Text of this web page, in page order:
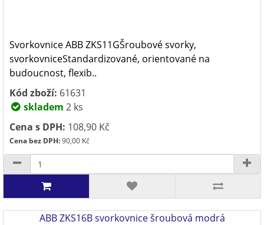
Svorkovnice ABB ZKS11GŠroubové svorky,
svorkovniceStandardizované, orientované na
budoucnost, flexib..
Kód zboží: 61631
skladem 2 ks
Cena s DPH: 108,90 Kč
Cena bez DPH:90,00 Kč
ABB ZKS16B svorkovnice šroubová modrá